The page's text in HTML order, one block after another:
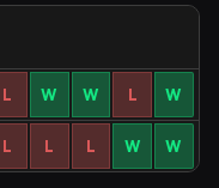
L W W L W
L L L W W